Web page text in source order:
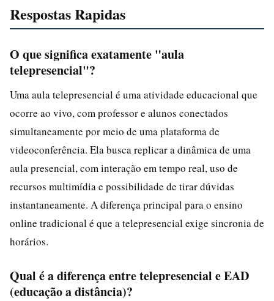
Respostas Rapidas
O que significa exatamente "aula
telepresencial"?
Uma aula telepresencial é uma atividade educacional que
ocorre ao vivo, com professor e alunos conectados
simultaneamente por meio de uma plataforma de
videoconferência. Ela busca replicar a dinâmica de uma
aula presencial, com interação em tempo real, uso de
recursos multimídia e possibilidade de tirar dúvidas
instantaneamente. A diferença principal para o ensino
online tradicional é que a telepresencial exige sincronia de
horários.
Qual é a diferença entre telepresencial e EAD
(educação a distância)?